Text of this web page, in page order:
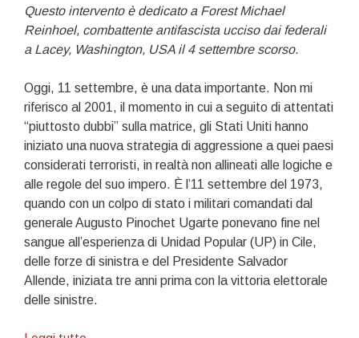
Questo intervento è dedicato a Forest Michael
Reinhoel, combattente antifascista ucciso dai federali
a Lacey, Washington, USA il 4 settembre scorso.
Oggi, 11 settembre, è una data importante. Non mi
riferisco al 2001, il momento in cui a seguito di attentati
“piuttosto dubbi” sulla matrice, gli Stati Uniti hanno
iniziato una nuova strategia di aggressione a quei paesi
considerati terroristi, in realtà non allineati alle logiche e
alle regole del suo impero. È l’11 settembre del 1973,
quando con un colpo di stato i militari comandati dal
generale Augusto Pinochet Ugarte ponevano fine nel
sangue all’esperienza di Unidad Popular (UP) in Cile,
delle forze di sinistra e del Presidente Salvador
Allende, iniziata tre anni prima con la vittoria elettorale
delle sinistre.